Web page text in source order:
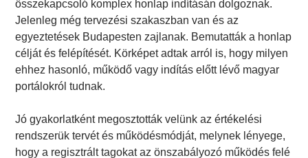
összekapcsoló komplex honlap indításán dolgoznak.
Jelenleg még tervezési szakaszban van és az
egyeztetések Budapesten zajlanak. Bemutatták a honlap
célját és felépítését. Körképet adtak arról is, hogy milyen
ehhez hasonló, működő vagy indítás előtt lévő magyar
portálokról tudnak.
Jó gyakorlatként megosztották velünk az értékelési
rendszerük tervét és működésmódját, melynek lényege,
hogy a regisztrált tagokat az önszabályozó működés felé